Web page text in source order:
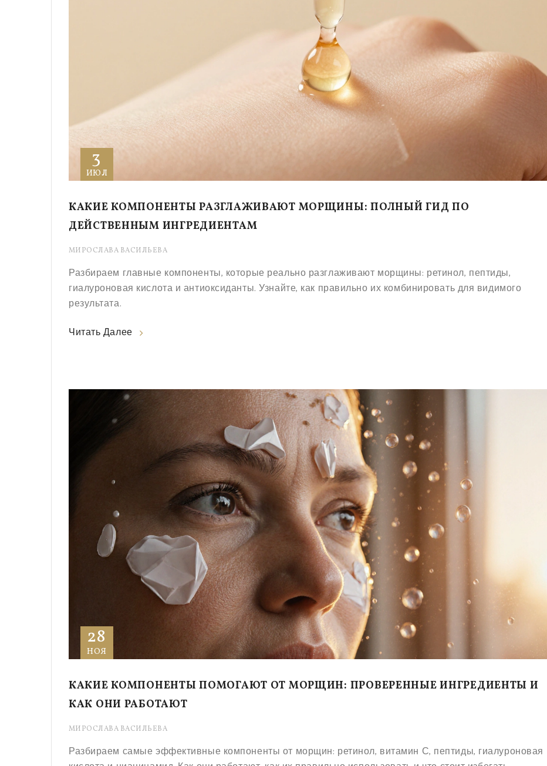
3
ИЮЛ
КАКИЕ КОМПОНЕНТЫ РАЗГЛАЖИВАЮТ МОРЩИНЫ: ПОЛНЫЙ ГИД ПО
ДЕЙСТВЕННЫМ ИНГРЕДИЕНТАМ
МИРОСЛАВА ВАСИЛЬЕВА
Разбираем главные компоненты, которые реально разглаживают морщины: ретинол, пептиды,
гиалуроновая кислота и антиоксиданты. Узнайте, как правильно их комбинировать для видимого
результата.
Читать Далее
28
НОЯ
КАКИЕ КОМПОНЕНТЫ ПОМОГАЮТ ОТ МОРЩИН: ПРОВЕРЕННЫЕ ИНГРЕДИЕНТЫ И
КАК ОНИ РАБОТАЮТ
МИРОСЛАВА ВАСИЛЬЕВА
Разбираем самые эффективные компоненты от морщин: ретинол, витамин С, пептиды, гиалуроновая